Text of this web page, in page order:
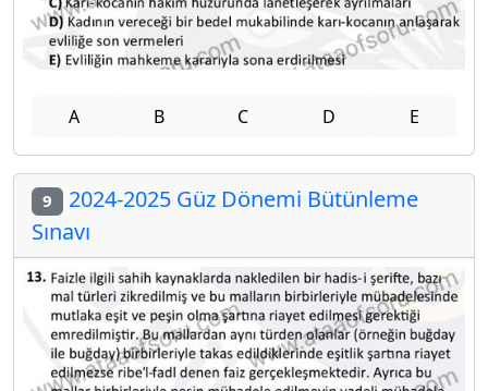
A B C D E
9 2024-2025 Güz Dönemi Bütünleme
Sınavı